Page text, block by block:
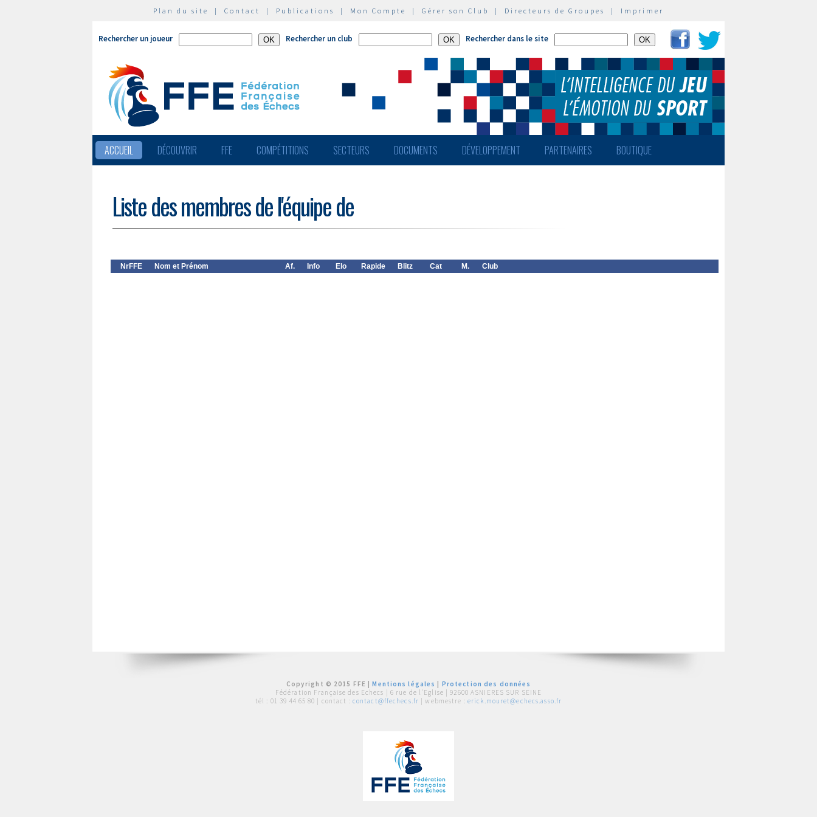
Plan du site | Contact | Publications | Mon Compte | Gérer son Club | Directeurs de Groupes | Imprimer
Rechercher un joueur Rechercher un club Rechercher dans le site
ACCUEIL DÉCOUVRIR FFE COMPÉTITIONS SECTEURS DOCUMENTS DÉVELOPPEMENT PARTENAIRES BOUTIQUE
Liste des membres de l'équipe de
NrFFE Nom et Prénom Af. Info Elo Rapide Blitz Cat M. Club
Copyright © 2015 FFE |Mentions légales
Protection des données
Fédération Française des Echecs | 6 rue de l'Eglise | 92600 ASNIERES SUR SEINE
tél : 01 39 44 65 80 | contact : contact@ffechecs.fr | webmestre : erick.mouret@echecs.asso.fr